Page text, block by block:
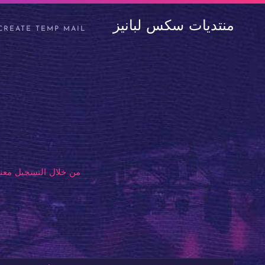
منتديات سكس لبانيز TEMP MAIL
من خلال التسجيل